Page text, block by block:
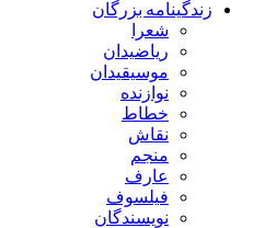
زندگینامه بزرگان
شعرا
ریاضیدان
موسیقیدان
نوازنده
خطاط
نقاش
منجم
عارف
فیلسوف
نویسندگان